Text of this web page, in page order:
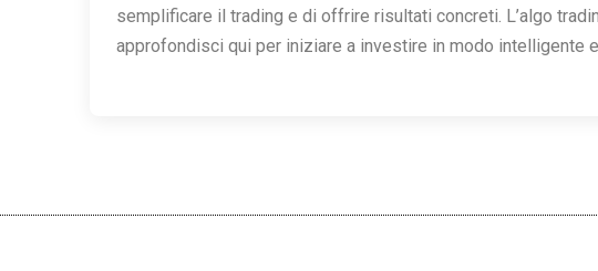
semplificare il trading e di offrire risultati concreti. L’algo
approfondisci qui per iniziare a investire in modo intelligente